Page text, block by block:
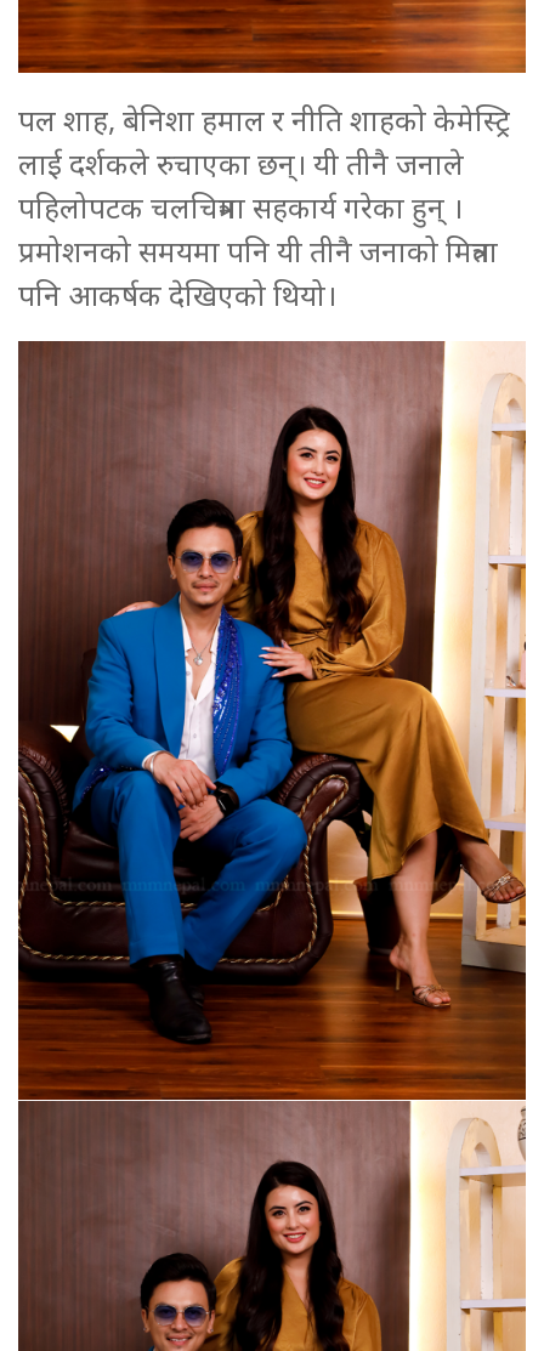
पल शाह, बेनिशा हमाल र नीति शाहको केमेस्ट्रि
लाई दर्शकले रुचाएका छन्। यी तीनै जनाले
पहिलोपटक चलचित्रमा सहकार्य गरेका हुन् ।
प्रमोशनको समयमा पनि यी तीनै जनाको मित्रता
पनि आकर्षक देखिएको थियो।